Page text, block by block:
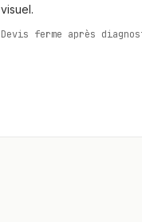
visuel.
Devis ferme après